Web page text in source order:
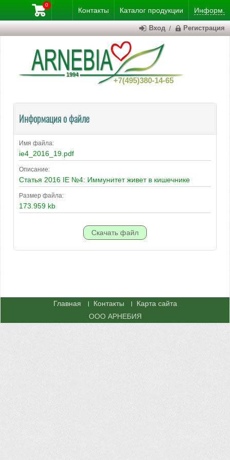
Контакты Каталог продукции Информ.
+7(495)380-14-65
0
Вход / Регистрация
Информация о файле
Имя файла:
ie4_2016_19.pdf
Описание:
Статья 2016 IE №4: Иммунитет живет в кишечнике
Размер файла:
173.959 kb
Главная Контакты
Карта сайта
ООО АРНЕБИЯ